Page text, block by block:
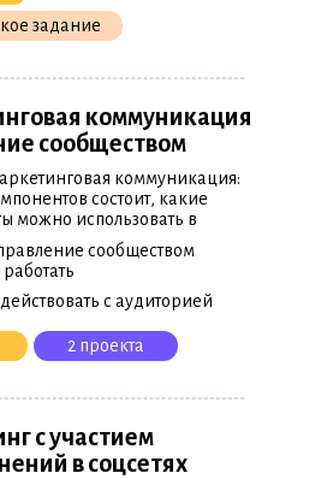
коммуникация
сообществом
коммуникация:
состоит, какие
можно использовать в
с участием
в соцсетях
сообществом
задание
с аудиторией
2 проекта